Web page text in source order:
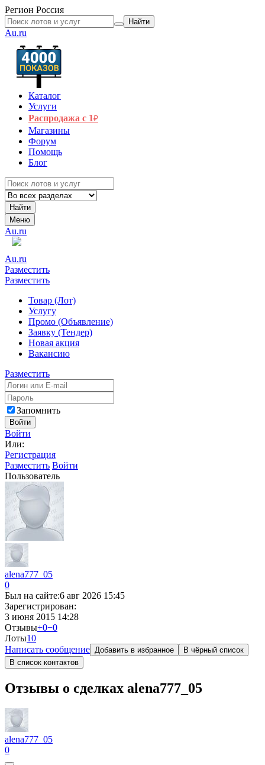
Регион Россия
Найти
Au.ru
Каталог
Услуги
Распродажа с 1₽
Магазины
Форум
Помощь
Блог
Найти
Меню
Au.ru
Au.ru
Разместить
Разместить
Товар (Лот)
Услугу
Промо (Объявление)
Заявку (Тендер)
Новая акция
Вакансию
Разместить
Запомнить
Войти
Войти
Или:
Регистрация
Разместить Войти
Пользователь
alena777_05
0
Был на сайте:6 авг 2026 15:45
Зарегистрирован:
3 июня 2015 14:28
Отзывы+0−0
Лоты10
Написать сообщение Добавить в избранное
В чёрный список
В список контактов
Отзывы о сделках alena777_05
alena777_05
0